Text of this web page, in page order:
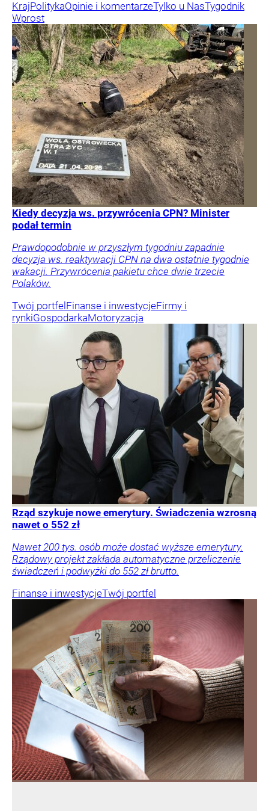
KrajPolitykaOpinie i komentarzeTylko u NasTygodnik
Wprost
Kiedy decyzja ws. przywrócenia CPN? Minister
podał termin
Prawdopodobnie w przyszłym tygodniu zapadnie
decyzja ws. reaktywacji CPN na dwa ostatnie tygodnie
wakacji. Przywrócenia pakietu chce dwie trzecie
Polaków.
Twój portfelFinanse i inwestycjeFirmy i
rynkiGospodarkaMotoryzacja
Rząd szykuje nowe emerytury. Świadczenia wzrosną
nawet o 552 zł
Nawet 200 tys. osób może dostać wyższe emerytury.
Rządowy projekt zakłada automatyczne przeliczenie
świadczeń i podwyżki do 552 zł brutto.
Finanse i inwestycjeTwój portfel